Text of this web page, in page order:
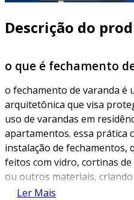
Descrição do
o que é fechamento
o fechamento de varanda é
arquitetônica que visa
uso de varandas em
apartamentos. essa prática
instalação de fechamentos,
feitos com vidro, cortinas
ou outros materiais,
pode ser utilizado durante
Ler Mais